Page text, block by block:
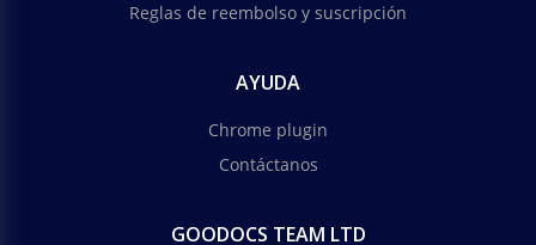
Reglas de reembolso y suscripción
AYUDA
Chrome plugin
Contáctanos
GOODOCS TEAM LTD